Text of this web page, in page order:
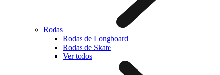
Rodas
Rodas de Longboard
Rodas de Skate
Ver todos